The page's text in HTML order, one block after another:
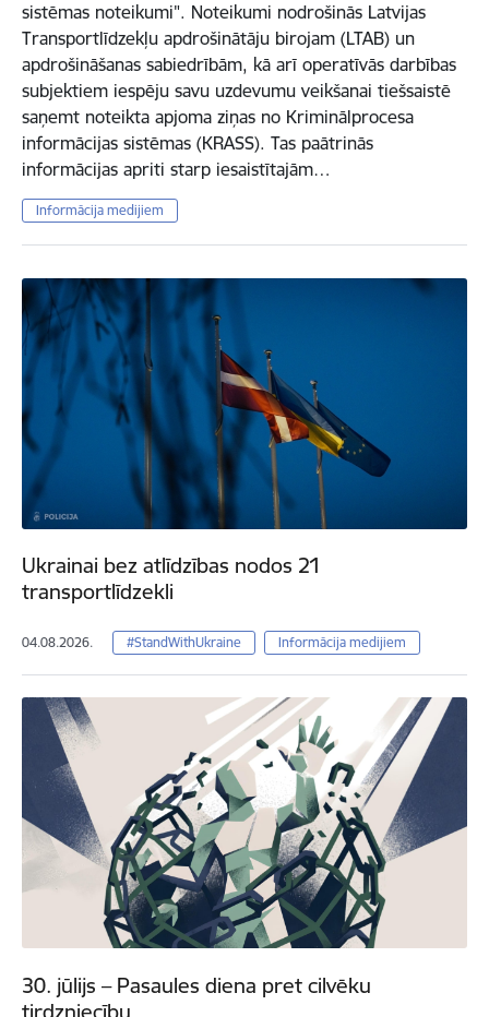
sistēmas noteikumi". Noteikumi nodrošinās Latvijas
Transportlīdzekļu apdrošinātāju birojam (LTAB) un
apdrošināšanas sabiedrībām, kā arī operatīvās darbības
subjektiem iespēju savu uzdevumu veikšanai tiešsaistē
saņemt noteikta apjoma ziņas no Kriminālprocesa
informācijas sistēmas (KRASS). Tas paātrinās
informācijas apriti starp iesaistītajām…
Informācija medijiem
Ukrainai bez atlīdzības nodos 21
transportlīdzekli
04.08.2026. #StandWithUkraine Informācija medijiem
30. jūlijs – Pasaules diena pret cilvēku
tirdzniecību